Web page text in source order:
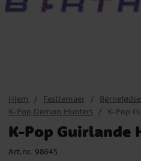
Hjem Festtemaer
K-Pop Demon Hunters
K-Pop
K-Pop Guirlande
Art.nr. 98645